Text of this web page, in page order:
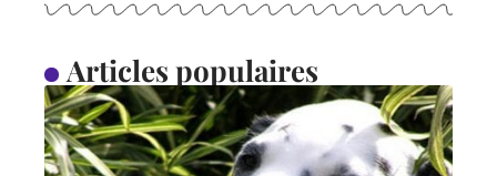
Articles populaires